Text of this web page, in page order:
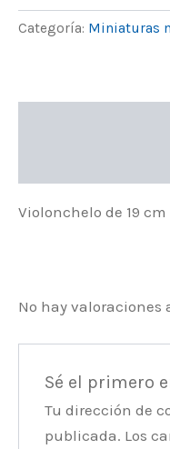
Categoría: Miniaturas
Violonchelo de 19 cm
No hay valoraciones
Sé el primero
Tu dirección de
publicada. Los